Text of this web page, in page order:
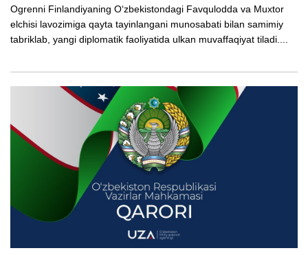
Ogrenni Finlandiyaning O‘zbekistondagi Favqulodda va Muxtor
elchisi lavozimiga qayta tayinlangani munosabati bilan samimiy
tabriklab, yangi diplomatik faoliyatida ulkan muvaffaqiyat tiladi....